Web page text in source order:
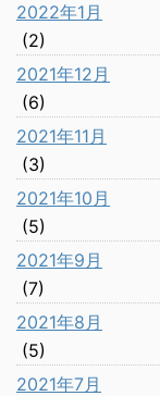
2022年1月
(2)
2021年12月
(6)
2021年11月
(3)
2021年10月
(5)
2021年9月
(7)
2021年8月
(5)
2021年7月